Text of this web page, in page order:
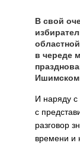
В свой
в череде
Ишимском
И наряду с
с
разговор
времени и